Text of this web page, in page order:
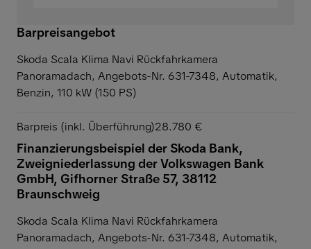
Barpreisangebot
Skoda Scala Klima Navi Rückfahrkamera
Panoramadach, Angebots-Nr. 631-7348, Automatik,
Benzin, 110 kW (150 PS)
Barpreis (inkl. Überführung)28.780 €
Finanzierungsbeispiel der Skoda Bank,
Zweigniederlassung der Volkswagen Bank
GmbH, Gifhorner Straße 57, 38112
Braunschweig
Skoda Scala Klima Navi Rückfahrkamera
Panoramadach, Angebots-Nr. 631-7348, Automatik,